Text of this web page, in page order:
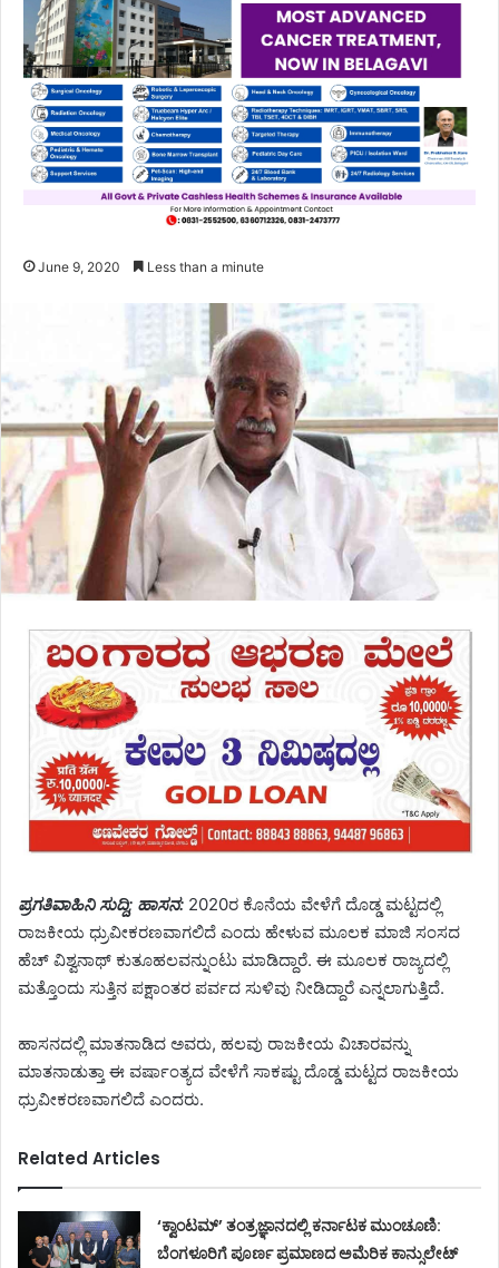
June 9, 2020 Less than a minute
ಪ್ರಗತಿವಾಹಿನಿ ಸುದ್ದಿ; ಹಾಸನ: 2020ರ ಕೊನೆಯ ವೇಳೆಗೆ ದೊಡ್ಡ ಮಟ್ಟದಲ್ಲಿ
ರಾಜಕೀಯ ಧ್ರುವೀಕರಣವಾಗಲಿದೆ ಎಂದು ಹೇಳುವ ಮೂಲಕ ಮಾಜಿ ಸಂಸದ
ಹೆಚ್ ವಿಶ್ವನಾಥ್ ಕುತೂಹಲವನ್ನುಂಟು ಮಾಡಿದ್ದಾರೆ. ಈ ಮೂಲಕ ರಾಜ್ಯದಲ್ಲಿ
ಮತ್ತೊಂದು ಸುತ್ತಿನ ಪಕ್ಷಾಂತರ ಪರ್ವದ ಸುಳಿವು ನೀಡಿದ್ದಾರೆ ಎನ್ನಲಾಗುತ್ತಿದೆ.
ಹಾಸನದಲ್ಲಿ ಮಾತನಾಡಿದ ಅವರು, ಹಲವು ರಾಜಕೀಯ ವಿಚಾರವನ್ನು
ಮಾತನಾಡುತ್ತಾ ಈ ವರ್ಷಾಂತ್ಯದ ವೇಳೆಗೆ ಸಾಕಷ್ಟು ದೊಡ್ಡ ಮಟ್ಟದ ರಾಜಕೀಯ
ಧ್ರುವೀಕರಣವಾಗಲಿದೆ ಎಂದರು.
Related Articles
‘ಕ್ವಾಂಟಮ್’ ತಂತ್ರಜ್ಞಾನದಲ್ಲಿ ಕರ್ನಾಟಕ ಮುಂಚೂಣಿ:
ಬೆಂಗಳೂರಿಗೆ ಪೂರ್ಣ ಪ್ರಮಾಣದ ಅಮೆರಿಕ ಕಾನ್ಸುಲೇಟ್